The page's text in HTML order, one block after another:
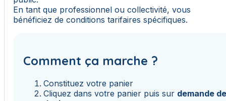
En tant que professionnel ou collectivité, vous
bénéficiez de conditions tarifaires spécifiques.
Comment ça marche ?
Constituez votre panier
Cliquez dans votre panier puis sur demande